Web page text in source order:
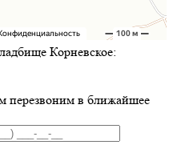
Корневское:
перезвоним в ближайшее